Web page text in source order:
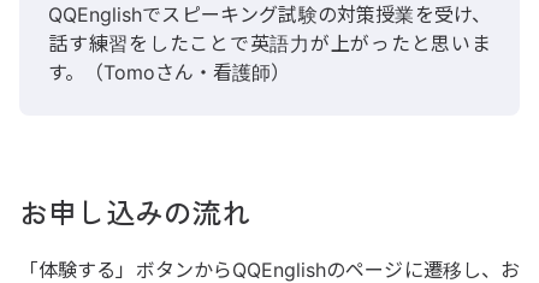
QQEnglishでスピーキング試験の対策授業を受け、
話す練習をしたことで英語力が上がったと思いま
す。（Tomoさん・看護師）
お申し込みの流れ
「体験する」ボタンからQQEnglishのページに遷移し、お